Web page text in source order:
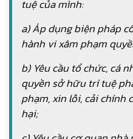
tuệ của mình:
a) Áp dụng biện pháp
hành vi xâm phạm
b) Yêu cầu tổ chức, cá
quyền sở hữu trí tuệ
phạm, xin lỗi, cải
hại;